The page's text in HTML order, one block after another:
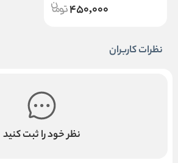
450,000
نظرات کاربران
نظر خود را ثبت کنید